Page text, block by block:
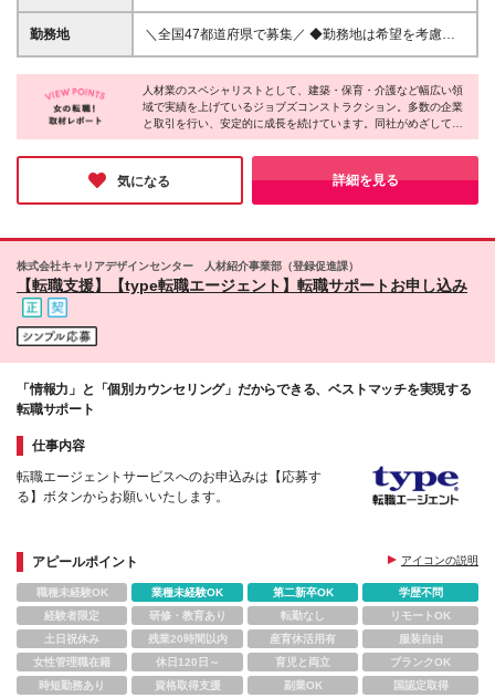
はお気軽にご相談ください。 ＼こんな方にピッタ
リ！／ ◆自分の携わった建物が多くの人に使われる
がある ◆柔軟な対応力を仕事で発揮したい ◆オフの
時間も大切にしたい ◆ゆとりある暮らしを実現した
い ＼働く社員の声／ 「未経験からのスタートでも、
経験を重ねていけば、有名なテーマパークや商業施設
など大規模な案件に関わるチャンスがあるのが魅力で
す。段階的に成長できるので、無理なく挑戦できる環
境だと思います！」 「大きな仕事に挑戦したいとい
もできます。大規模な案件は計画や期間の調整が難し
いこともありますが、完成したときの達成感ややりが
いは格別です！」
します ※試用期間6カ月あり（期間中の待遇・給与に
差異はありません） ※残業代は全額別途支給します
勤務地
＼全国47都道府県で募集／ ◆勤務地は希望を考慮し
て決定します ◆転勤なし ◆U・I・Jターン歓迎 ★配
属先は以下いずれかのプロジェクト先となります★
【以下のエリアで積極採用中】 東北：宮城県、福島
県 関東：東京都、神奈川県、埼玉県、千葉県 東海：
愛知県 北信越：新潟県、石川県 関西：京都府、大阪
府、兵庫県、滋賀県、奈良県、和歌山県 九州：福岡
県 【上記以外の勤務地】 北海道、青森、秋田、山形
栃木、群馬、山梨 岐阜、静岡、三重、和歌山、奈良
【東京本社】東京都中央区日本橋2-3-4 日本橋プラ
ザビル11階 【大阪支社】大阪府大阪市北区梅田3-4-
い。
人材業のスペシャリストとして、建築・保育・介護など幅広い領
域で実績を上げているジョブズコンストラクション。多数の企業
と取引を行い、安定的に成長を続けています。同社がめざしてい
るのは「この会社に勤めてよかった」と思ってもらえる会社づく
り。「残業ほぼなし・完全週休2日制」など働きやすい環境を整
え、意見を言いやすい風通しの良い風土が根付いています。きっ
と安心して働けると思いますよ♪
気になる 詳細を見る
株式会社キャリアデザインセンター 人材紹介事業部（登録促進課）
【転職支援】【type転職エージェント】転職サポートお申し込み
「情報力」と「個別カウンセリング」だからできる、ベストマッチを実現する
転職サポート
仕事内容
転職エージェントサービスへのお申込みは【応募す
る】ボタンからお願いいたします。
アピールポイント アイコンの説明
職種未経験OK 業種未経験OK 第二新卒OK
学歴不問
経験者限定
研修・教育あり 転勤なし
リモートOK
土日祝休み
残業20時間以内 産育休活用有
服装自由
女性管理職在籍
休日120日～ 育児と両立
ブランクOK
時短勤務あり
資格取得支援 副業OK 国認定取得